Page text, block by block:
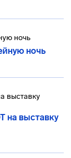
ночь
на выставку